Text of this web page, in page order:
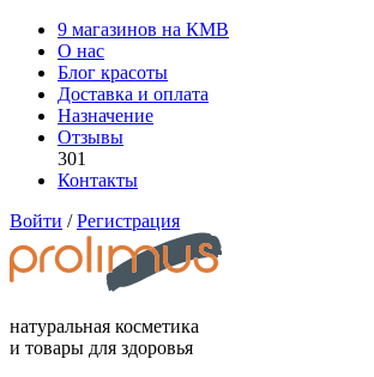
9 магазинов на КМВ
О нас
Блог красоты
Доставка и оплата
Назначение
Отзывы
301
Контакты
Войти / Регистрация
натуральная косметика
и товары для здоровья